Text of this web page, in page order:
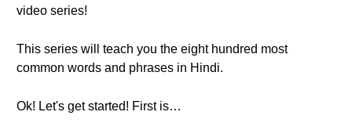
video series!
This series will teach you the eight hundred most
common words and phrases in Hindi.
Ok! Let's get started! First is…